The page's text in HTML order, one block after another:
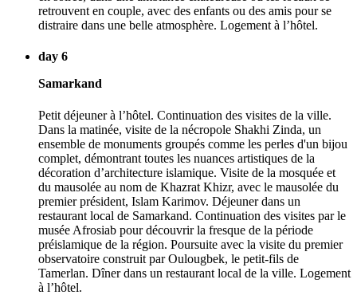
retrouvent en couple, avec des enfants ou des amis pour se
distraire dans une belle atmosphère. Logement à l’hôtel.
day 6
Samarkand
Petit déjeuner à l’hôtel. Continuation des visites de la ville.
Dans la matinée, visite de la nécropole Shakhi Zinda, un
ensemble de monuments groupés comme les perles d'un bijou
complet, démontrant toutes les nuances artistiques de la
décoration d’architecture islamique. Visite de la mosquée et
du mausolée au nom de Khazrat Khizr, avec le mausolée du
premier président, Islam Karimov. Déjeuner dans un
restaurant local de Samarkand. Continuation des visites par le
musée Afrosiab pour découvrir la fresque de la période
préislamique de la région. Poursuite avec la visite du premier
observatoire construit par Oulougbek, le petit-fils de
Tamerlan. Dîner dans un restaurant local de la ville. Logement
à l’hôtel.